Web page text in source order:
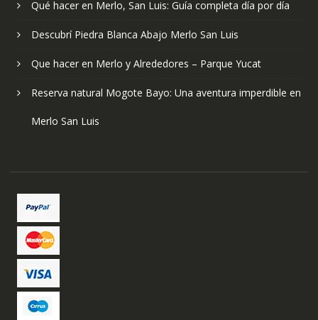
Qué hacer en Merlo, San Luis: Guía completa día por día
Descubrí Piedra Blanca Abajo Merlo San Luis
Que hacer en Merlo y Alrededores – Parque Yucat
Reserva natural Mogote Bayo: Una aventura imperdible en
Merlo San Luis